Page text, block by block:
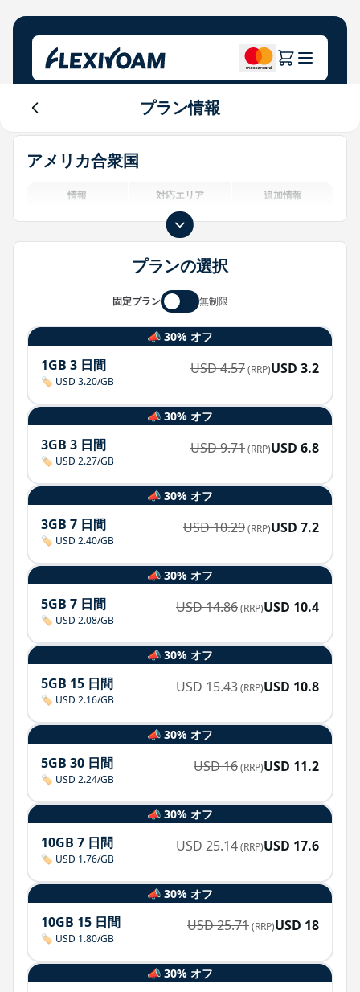
プランを探索する
会社概要
投資家向け情報
IoTソリューション
ヘルプセンター
ブランド向け
Login
プラン情報
アメリカ合衆国
情報 対応エリア 追加情報
プランの選択
固定プラン 無制限
📣 30% オフ
1GB 3 日間
🏷️ USD 3.20/GB
USD4.57(RRP)USD 3.2
📣 30% オフ
3GB 3 日間
🏷️ USD 2.27/GB
USD9.71(RRP)USD 6.8
📣 30% オフ
3GB 7 日間
🏷️ USD 2.40/GB
USD10.29(RRP)USD 7.2
📣 30% オフ
5GB 7 日間
🏷️ USD 2.08/GB
USD14.86(RRP)USD 10.4
📣 30% オフ
5GB 15 日間
🏷️ USD 2.16/GB
USD15.43(RRP)USD 10.8
📣 30% オフ
5GB 30 日間
🏷️ USD 2.24/GB
USD16(RRP)USD 11.2
📣 30% オフ
10GB 7 日間
🏷️ USD 1.76/GB
USD25.14(RRP)USD 17.6
📣 30% オフ
10GB 15 日間
🏷️ USD 1.80/GB
USD25.71(RRP)USD 18
📣 30% オフ